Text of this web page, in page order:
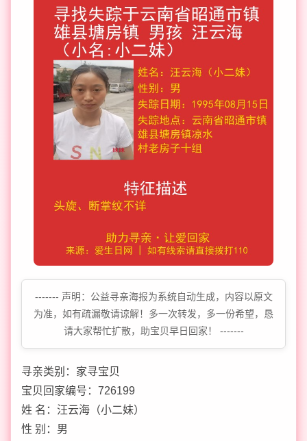
------- 声明：公益寻亲海报为系统自动生成，内容以原文
为准，如有疏漏敬请谅解！多一次转发，多一份希望，恳
请大家帮忙扩散，助宝贝早日回家！ -------
寻亲类别：家寻宝贝
宝贝回家编号：726199
姓 名：汪云海（小二妹）
性 别：男